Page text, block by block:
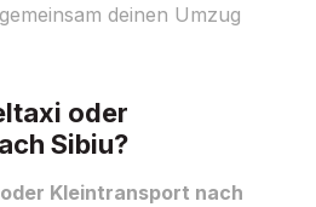
deinen Umzug
oder
Sibiu?
Kleintransport nach